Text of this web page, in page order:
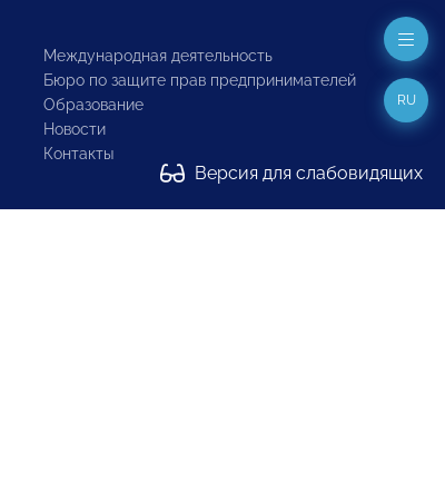
Международная деятельность
Бюро по защите прав предпринимателей
Образование
Новости
Контакты
Версия для слабовидящих
RU